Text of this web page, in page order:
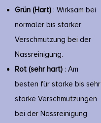
Grün (Hart): Wirksam bei
normaler bis starker
Verschmutzung bei der
Nassreinigung.
Rot (sehr hart): Am
besten für starke bis sehr
starke Verschmutzungen
bei der Nassreinigung